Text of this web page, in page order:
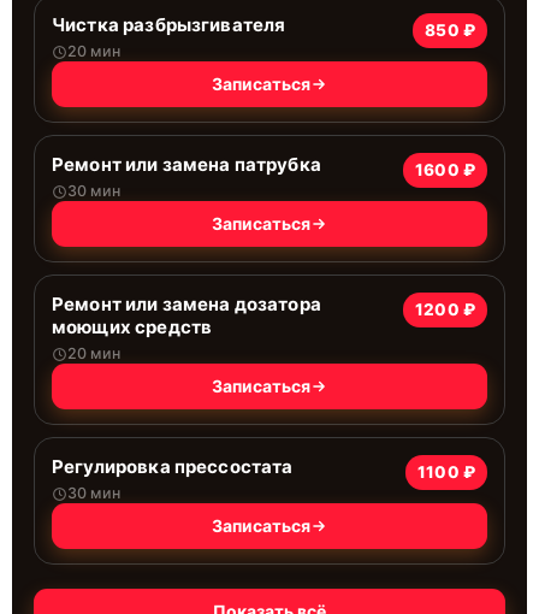
Чистка разбрызгивателя
20 мин
850 ₽
Записаться
Ремонт или замена патрубка
30 мин
1600 ₽
Записаться
Ремонт или замена дозатора
моющих средств
20 мин
1200 ₽
Записаться
Регулировка прессостата
30 мин
1100 ₽
Записаться